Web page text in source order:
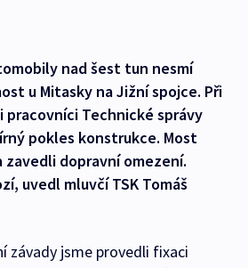
nad šest tun nesmí
u Mitasky na Jižní spojce. Při
Technické správy
pokles konstrukce. Most
dopravní omezení.
uvedl mluvčí TSK Tomáš
závady jsme provedli fixaci